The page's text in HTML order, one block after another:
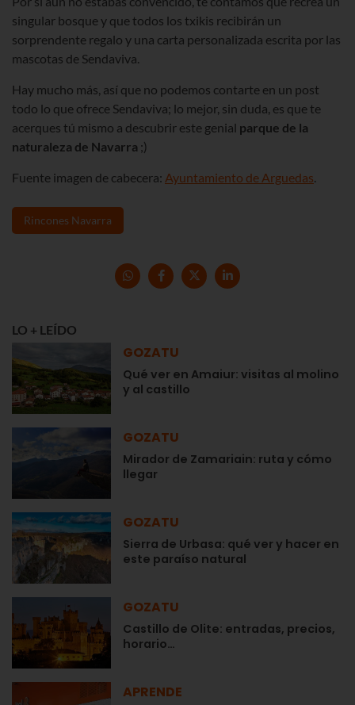
singular bosque y que todos los txikis recibirán un
sorprendente regalo y una carta personalizada escrita por las
mascotas de Sendaviva.
Hay mucho más, así que no podemos contarte en un post
todo lo que ofrece Sendaviva; lo mejor, sin duda, es que te
acerques tú mismo a descubrir este genial parque de la
naturaleza de Navarra ;)
Fuente imagen de cabecera: Ayuntamiento de Arguedas.
Rincones Navarra
LO + LEÍDO
GOZATU
Qué ver en Amaiur: visitas al molino
y al castillo
GOZATU
Mirador de Zamariain: ruta y cómo
llegar
GOZATU
Sierra de Urbasa: qué ver y hacer en
este paraíso natural
GOZATU
Castillo de Olite: entradas, precios,
horario…
APRENDE